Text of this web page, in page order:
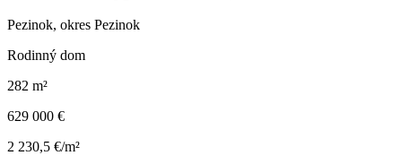
Pezinok, okres Pezinok
Rodinný dom
282 m²
629 000 €
2 230,5 €/m²